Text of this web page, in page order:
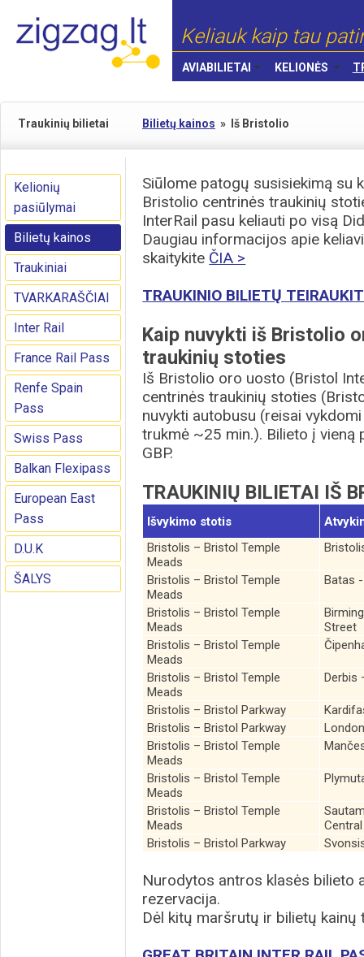
Keliauk kaip tau
AVIABILIETAI KELIONĖS
Traukinių bilietai Bilietų kainos » Iš Bristolio
Kelionių
pasiūlymai
Bilietų kainos
Traukiniai
TVARKARAŠČIAI
Inter Rail
France Rail Pass
Renfe Spain
Pass
Swiss Pass
Balkan Flexipass
European East
Pass
D.U.K
ŠALYS
Siūlome patogų susisiekimą su
Bristolio centrinės traukinių
InterRail pasu keliauti po visą
Daugiau informacijos apie
skaitykite ČIA >
TRAUKINIO BILIETŲ
Kaip nuvykti iš Bristolio
traukinių stoties
Iš Bristolio oro uosto (Bristol
centrinės traukinių stoties
nuvykti autobusu (reisai
trukmė ~25 min.). Bilieto į vieną
GBP.
TRAUKINIŲ BILIETAI IŠ
Išvykimo stotis
Bristolis – Bristol Temple
Meads
Bristolis – Bristol Temple
Meads
Batas
Bristolis – Bristol Temple
Meads
Street
Bristolis – Bristol Temple
Meads
Bristolis – Bristol Temple
Meads
Derbis
Bristolis – Bristol Parkway
Bristolis – Bristol Parkway
Bristolis – Bristol Temple
Meads
Bristolis – Bristol Temple
Meads
Bristolis – Bristol Temple
Meads
Central
Bristolis – Bristol Parkway
Nurodytos antros klasės bilieto
rezervacija.
Dėl kitų maršrutų ir bilietų